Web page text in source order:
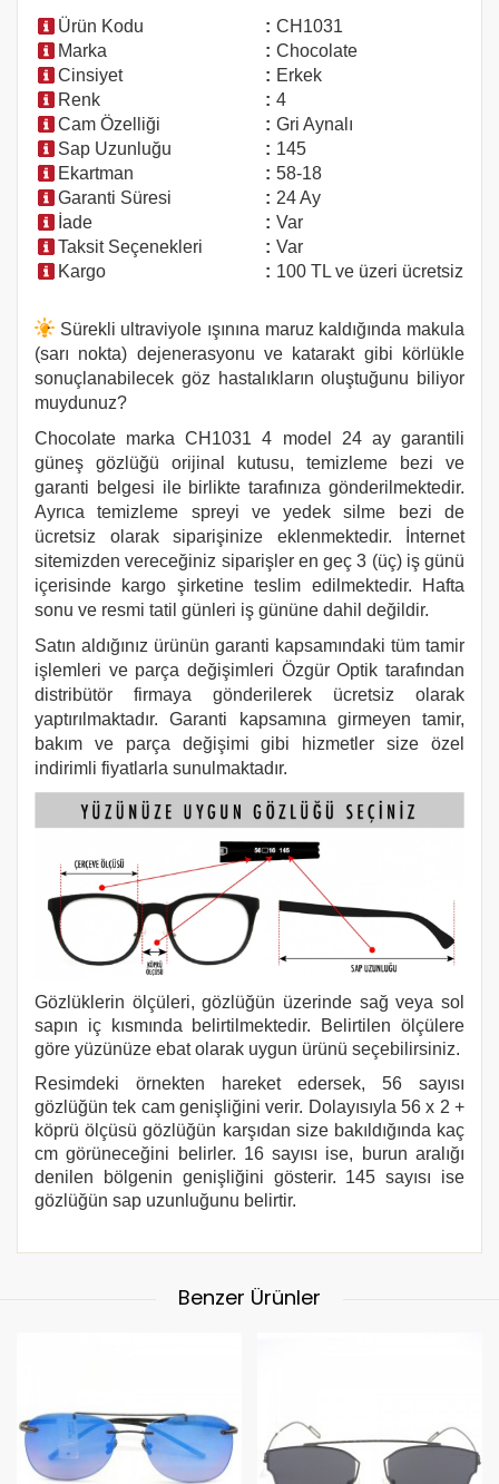
Ürün Kodu : CH1031
Marka
: Chocolate
Cinsiyet
: Erkek
Renk
: 4
Cam Özelliği
: Gri Aynalı
Sap Uzunluğu
: 145
Ekartman
: 58-18
Garanti Süresi
: 24 Ay
İade
: Var
Taksit Seçenekleri
: Var
Kargo
: 100 TL ve üzeri ücretsiz
Sürekli ultraviyole ışınına maruz kaldığında makula
(sarı nokta) dejenerasyonu ve katarakt gibi körlükle
sonuçlanabilecek göz hastalıkların oluştuğunu biliyor
muydunuz?
Chocolate markaCH1031 4 model 24 ay garantili
güneş gözlüğü orijinal kutusu, temizleme bezi ve
garanti belgesi ile birlikte tarafınıza gönderilmektedir.
Ayrıca temizleme spreyi ve yedek silme bezi de
ücretsiz olarak siparişinize eklenmektedir. İnternet
sitemizden vereceğiniz siparişler en geç 3 (üç) iş günü
içerisinde kargo şirketine teslim edilmektedir. Hafta
sonu ve resmi tatil günleri iş gününe dahil değildir.
Satın aldığınız ürünün garanti kapsamındaki tüm tamir
işlemleri ve parça değişimleri Özgür Optik tarafından
distribütör firmaya gönderilerek ücretsiz olarak
yaptırılmaktadır. Garanti kapsamına girmeyen tamir,
bakım ve parça değişimi gibi hizmetler size özel
indirimli fiyatlarla sunulmaktadır.
Gözlüklerin ölçüleri, gözlüğün üzerinde sağ veya sol
sapın iç kısmında belirtilmektedir. Belirtilen ölçülere
göre yüzünüze ebat olarak uygun ürünü seçebilirsiniz.
Resimdeki örnekten hareket edersek, 56 sayısı
gözlüğün tek cam genişliğini verir. Dolayısıyla 56 x 2 +
köprü ölçüsü gözlüğün karşıdan size bakıldığında kaç
cm görüneceğini belirler. 16 sayısı ise, burun aralığı
denilen bölgenin genişliğini gösterir. 145 sayısı ise
gözlüğün sap uzunluğunu belirtir.
Benzer Ürünler